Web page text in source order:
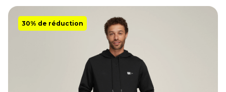
30% de réduction